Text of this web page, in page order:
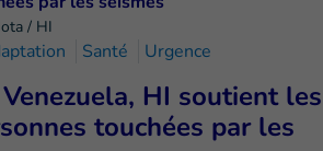
/ HI
Santé Urgence
HI soutient les
touchées par les